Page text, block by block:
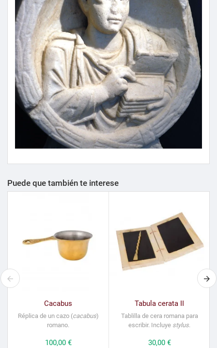
Puede que también te interese
Cacabus
Réplica de un cazo (cacabus)
romano.
Precio
100,00 €
Tabula cerata II
Tablilla de cera romana para
escribir. Incluye stylus.
Precio
30,00 €